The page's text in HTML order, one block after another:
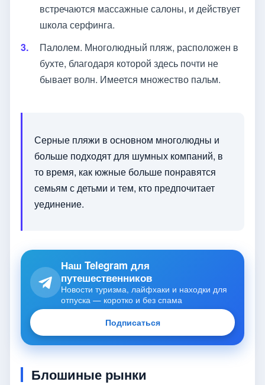
встречаются массажные салоны, и действует
школа серфинга.
Палолем. Многолюдный пляж, расположен в
бухте, благодаря которой здесь почти не
бывает волн. Имеется множество пальм.
Серные пляжи в основном многолюдны и
больше подходят для шумных компаний, в
то время, как южные больше понравятся
семьям с детьми и тем, кто предпочитает
уединение.
Наш Telegram для
путешественников
Новости туризма, лайфхаки и находки для
отпуска — коротко и без спама
Подписаться
Блошиные рынки